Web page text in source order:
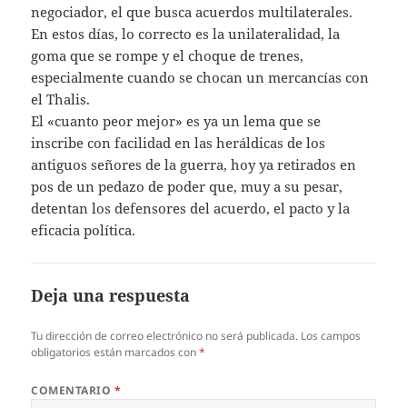
negociador, el que busca acuerdos multilaterales.
En estos días, lo correcto es la unilateralidad, la
goma que se rompe y el choque de trenes,
especialmente cuando se chocan un mercancías con
el Thalis.
El «cuanto peor mejor» es ya un lema que se
inscribe con facilidad en las heráldicas de los
antiguos señores de la guerra, hoy ya retirados en
pos de un pedazo de poder que, muy a su pesar,
detentan los defensores del acuerdo, el pacto y la
eficacia política.
Deja una respuesta
Tu dirección de correo electrónico no será publicada. Los campos
obligatorios están marcados con*
COMENTARIO *